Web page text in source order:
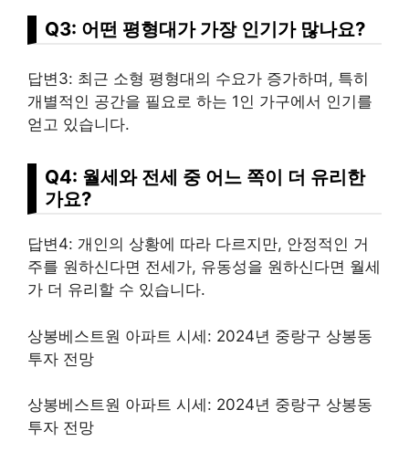
Q3: 어떤 평형대가 가장 인기가 많나요?
답변3: 최근 소형 평형대의 수요가 증가하며, 특히
개별적인 공간을 필요로 하는 1인 가구에서 인기를
얻고 있습니다.
Q4: 월세와 전세 중 어느 쪽이 더 유리한
가요?
답변4: 개인의 상황에 따라 다르지만, 안정적인 거
주를 원하신다면 전세가, 유동성을 원하신다면 월세
가 더 유리할 수 있습니다.
상봉베스트원 아파트 시세: 2024년 중랑구 상봉동
투자 전망
상봉베스트원 아파트 시세: 2024년 중랑구 상봉동
투자 전망